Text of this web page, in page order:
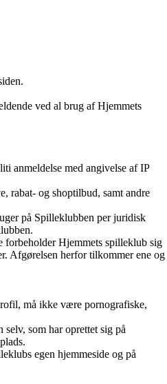
ved al brug af Hjemmets
anmeldelse med angivelse af IP
rabat- og shoptilbud, samt andre
på Spilleklubben per juridisk
forbeholder Hjemmets spilleklub sig
Afgørelsen herfor tilkommer ene og
må ikke være pornografiske,
som har oprettet sig på
egen hjemmeside og på